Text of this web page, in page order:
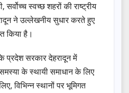
स्वच्छ शहरों की राष्ट्रीय
ने उल्लेखनीय सुधार करते हुए
किया है।
प्रदेश सरकार देहरादून में
के स्थायी समाधान के लिए
विभिन्न स्थानों पर भूमिगत